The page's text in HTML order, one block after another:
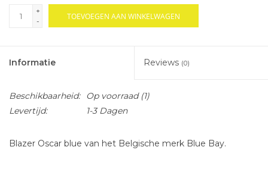
+
-
TOEVOEGEN AAN WINKELWAGEN
Informatie Reviews (0)
Beschikbaarheid: Op voorraad(1)
Levertijd:
1-3 Dagen
Blazer Oscar blue van het Belgische merk Blue Bay.